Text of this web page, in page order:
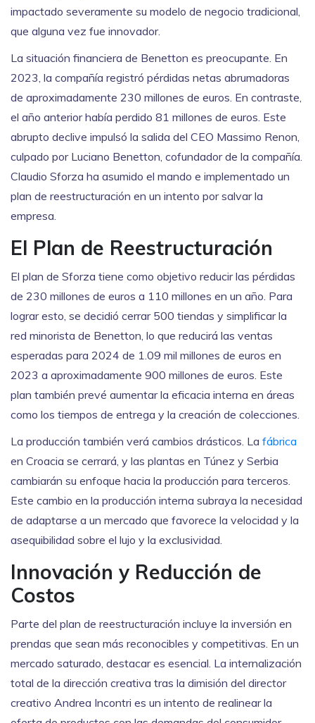
impactado severamente su modelo de negocio tradicional,
que alguna vez fue innovador.
La situación financiera de Benetton es preocupante. En
2023, la compañía registró pérdidas netas abrumadoras
de aproximadamente 230 millones de euros. En contraste,
el año anterior había perdido 81 millones de euros. Este
abrupto declive impulsó la salida del CEO Massimo Renon,
culpado por Luciano Benetton, cofundador de la compañía.
Claudio Sforza ha asumido el mando e implementado un
plan de reestructuración en un intento por salvar la
empresa.
El Plan de Reestructuración
El plan de Sforza tiene como objetivo reducir las pérdidas
de 230 millones de euros a 110 millones en un año. Para
lograr esto, se decidió cerrar 500 tiendas y simplificar la
red minorista de Benetton, lo que reducirá las ventas
esperadas para 2024 de 1.09 mil millones de euros en
2023 a aproximadamente 900 millones de euros. Este
plan también prevé aumentar la eficacia interna en áreas
como los tiempos de entrega y la creación de colecciones.
La producción también verá cambios drásticos. La fábrica
en Croacia se cerrará, y las plantas en Túnez y Serbia
cambiarán su enfoque hacia la producción para terceros.
Este cambio en la producción interna subraya la necesidad
de adaptarse a un mercado que favorece la velocidad y la
asequibilidad sobre el lujo y la exclusividad.
Innovación y Reducción de
Costos
Parte del plan de reestructuración incluye la inversión en
prendas que sean más reconocibles y competitivas. En un
mercado saturado, destacar es esencial. La internalización
total de la dirección creativa tras la dimisión del director
creativo Andrea Incontri es un intento de realinear la